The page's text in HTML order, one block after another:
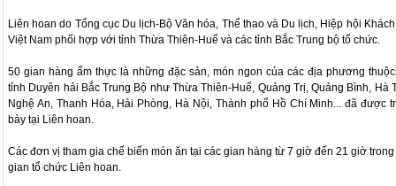
Liên hoan do Tổng cục Du lịch-Bộ Văn hóa, Thể thao và Du lịch, Hiệp hội
Việt Nam phối hợp với tỉnh Thừa Thiên-Huế và các tỉnh Bắc Trung bộ tổ chức.
50 gian hàng ẩm thực là những đặc sản, món ngon của các địa phương
tỉnh Duyên hải Bắc Trung Bộ như Thừa Thiên-Huế, Quảng Trị, Quảng Bình, Hà
Nghệ An, Thanh Hóa, Hải Phòng, Hà Nội, Thành phố Hồ Chí Minh... đã được
bày tại Liên hoan.
Các đơn vị tham gia chế biến món ăn tại các gian hàng từ 7 giờ đến 21 giờ
gian tổ chức Liên hoan.